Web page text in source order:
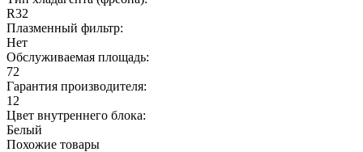
R32
Плазменный фильтр:
Нет
Обслуживаемая площадь:
72
Гарантия производителя:
12
Цвет внутреннего блока:
Белый
Похожие товары